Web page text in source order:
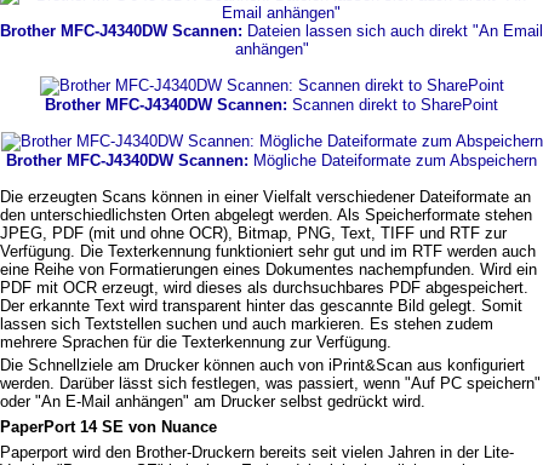
Brother MFC-J4340DW Scannen: Dateien lassen sich auch direkt "An Email
anhängen"
Brother MFC-J4340DW Scannen: Scannen direkt to SharePoint
Brother MFC-J4340DW Scannen: Mögliche Dateiformate zum Abspeichern
Die erzeugten Scans können in einer Vielfalt verschiedener Dateiformate an
den unterschiedlichsten Orten abgelegt werden. Als Speicherformate stehen
JPEG, PDF (mit und ohne OCR), Bitmap, PNG, Text, TIFF und RTF zur
Verfügung. Die Texterkennung funktioniert sehr gut und im RTF werden auch
eine Reihe von Formatierungen eines Dokumentes nachempfunden. Wird ein
PDF mit OCR erzeugt, wird dieses als durchsuchbares PDF abgespeichert.
Der erkannte Text wird transparent hinter das gescannte Bild gelegt. Somit
lassen sich Textstellen suchen und auch markieren. Es stehen zudem
mehrere Sprachen für die Texterkennung zur Verfügung.
Die Schnellziele am Drucker können auch von iPrint&Scan aus konfiguriert
werden. Darüber lässt sich festlegen, was passiert, wenn "Auf PC speichern"
oder "An E-Mail anhängen" am Drucker selbst gedrückt wird.
PaperPort 14 SE von Nuance
Paperport wird den Brother-Druckern bereits seit vielen Jahren in der Lite-